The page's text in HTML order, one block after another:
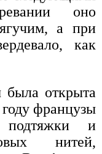
оно
а при
как
была открыта
французы
подтяжки и
нитей,